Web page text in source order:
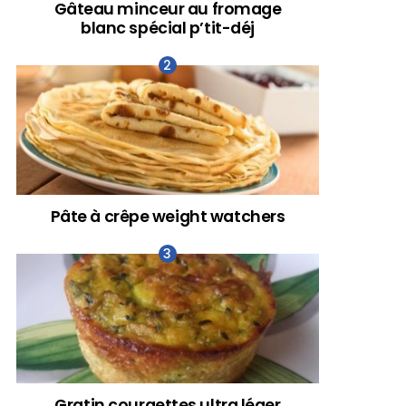
Gâteau minceur au fromage
blanc spécial p’tit-déj
Pâte à crêpe weight watchers